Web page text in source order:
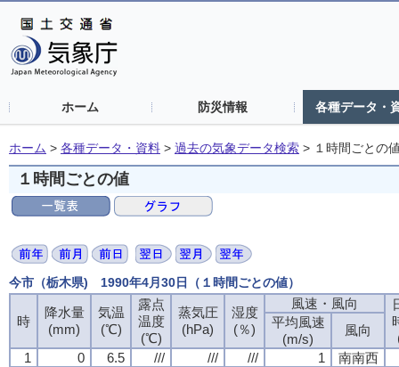
ホーム 防災情報 各種データ・
ホーム > 各種データ・資料 > 過去の気象データ検索 > １時間ごとの
１時間ごとの値
今市（栃木県) 1990年4月30日（１時間ごとの値）
時
降水量
(mm)
気温
(℃)
露点
温度
(℃)
蒸気圧
(hPa)
湿度
(％)
風速・風向
平均風速
(m/s)
風向
1
0 6.5 /// /// /// 1
南南西
時
降水量
(mm)
気温
(℃)
露点
温度
(℃)
蒸気圧
(hPa)
湿度
(％)
風速・風向
平均風速
(m/s)
風向
1
0 6.5 /// /// /// 1
南南西
時
降水量
(mm)
気温
(℃)
露点
温度
(℃)
蒸気圧
(hPa)
湿度
(％)
風速・風向
平均風速
(m/s)
風向
1
0 6.5 /// /// /// 1
南南西
時
降水量
(mm)
気温
(℃)
露点
温度
(℃)
蒸気圧
(hPa)
湿度
(％)
風速・風向
平均風速
(m/s)
風向
1
0 6.5 /// /// /// 1
南南西